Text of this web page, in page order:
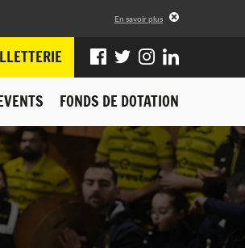
En savoir plus
FONDS DE DOTATION